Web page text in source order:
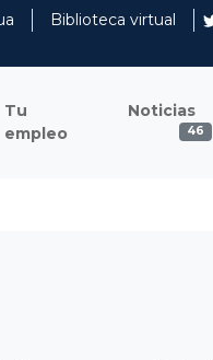
Biblioteca virtual
Tu
empleo
Noticias
46